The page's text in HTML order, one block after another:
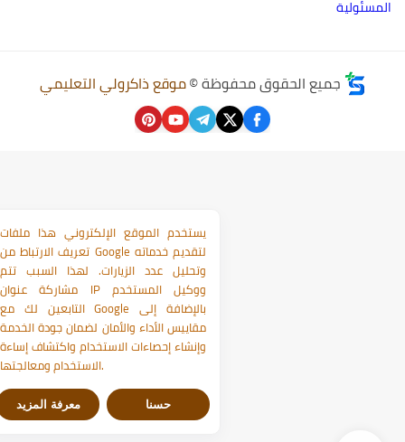
جميع الحقوق محفوظة ©موقع ذاكرولي التعليمي
يستخدم الموقع الإلكتروني هذا ملفات
تعريف الارتباط من Google لتقديم خدماته
وتحليل عدد الزيارات. لهذا السبب تتم
مشاركة عنوان IP ووكيل المستخدم
التابعين لك مع Google بالإضافة إلى
مقاييس الأداء والأمان لضمان جودة الخدمة
وإنشاء إحصاءات الاستخدام واكتشاف إساءة
معرفة المزيد حسنا